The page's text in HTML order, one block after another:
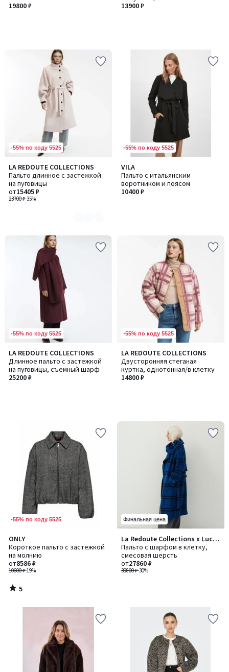
19800 ₽
13900 ₽
-55% по коду 5525
LA REDOUTE COLLECTIONS
Пальто длинное с застежкой
на пуговицы
23700 ₽-35%
от15405 ₽
Количество
цветов:
2
-55% по коду 5525
VILA
Пальто с итальянским
воротником и поясом
10400 ₽
-55% по коду 5525
LA REDOUTE COLLECTIONS
Длинное пальто с застежкой
на пуговицы, съемный шарф
25200 ₽
-55% по коду 5525
LA REDOUTE COLLECTIONS
Двусторонняя стеганая
куртка, однотонная/в клетку
14800 ₽
-55% по коду 5525
ONLY
Короткое пальто с застежкой
на молнию
10600 ₽-19%
от8586 ₽
5
/
5
5
/
Финальная цена
La Redoute Collections x Lucie
Brochard
Пальто с шарфом в клетку,
смесовая шерсть
39800 ₽-30%
от27860 ₽